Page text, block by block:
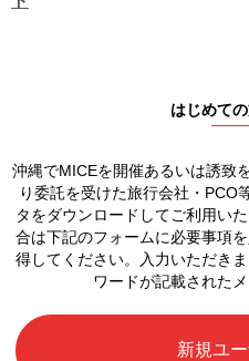
はじめて
沖縄でMICEを開催あるいは誘致
り委託を受けた旅行会社・PCO
タをダウンロードしてご利用いた
合は下記のフォームに必要事項を
得してください。
入力いただき
ワードが記載された
新規ユ